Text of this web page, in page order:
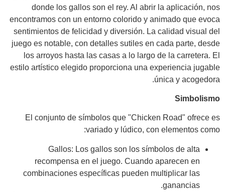
donde los gallos son el rey. Al abrir la aplicación, nos
encontramos con un entorno colorido y animado que evoca
sentimientos de felicidad y diversión. La calidad visual del
juego es notable, con detalles sutiles en cada parte, desde
los arroyos hasta las casas a lo largo de la carretera. El
estilo artístico elegido proporciona una experiencia jugable
única y acogedora.
Simbolismo
El conjunto de símbolos que "Chicken Road" ofrece es
variado y lúdico, con elementos como:
Gallos: Los gallos son los símbolos de alta
recompensa en el juego. Cuando aparecen en
combinaciones específicas pueden multiplicar las
ganancias.